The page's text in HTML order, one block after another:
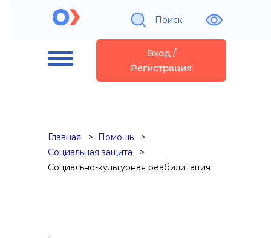
Поиск
Вход /
Регистрация
Главная
Помощь
Социальная защита
Социально-культурная реабилитация